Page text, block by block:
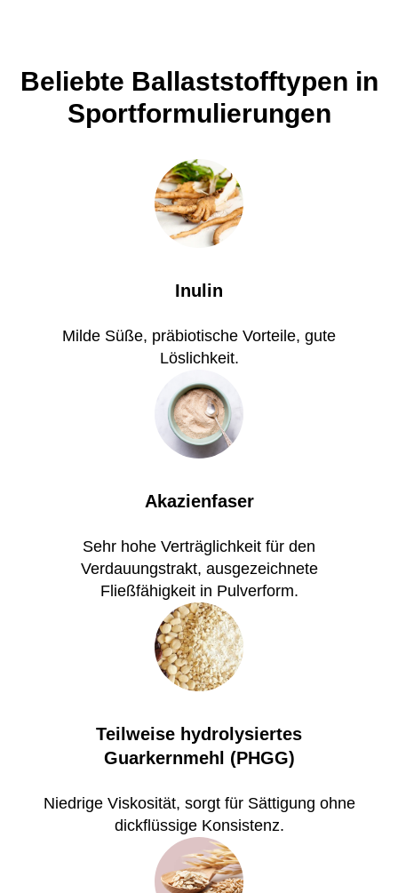
Beliebte Ballaststofftypen in
Sportformulierungen
Inulin
Milde Süße, präbiotische Vorteile, gute
Löslichkeit.
Akazienfaser
Sehr hohe Verträglichkeit für den
Verdauungstrakt, ausgezeichnete
Fließfähigkeit in Pulverform.
Teilweise hydrolysiertes
Guarkernmehl (PHGG)
Niedrige Viskosität, sorgt für Sättigung ohne
dickflüssige Konsistenz.